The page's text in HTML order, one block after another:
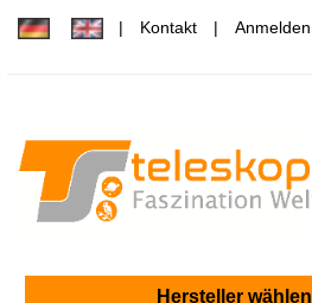
Kontakt Anmelden
Hersteller wählen